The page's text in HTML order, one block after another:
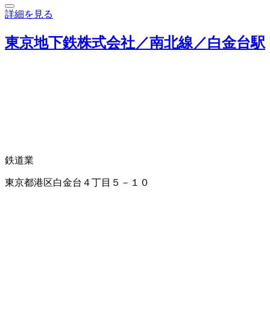
詳細を見る
東京地下鉄株式会社／南北線／白金台駅
鉄道業
東京都港区白金台４丁目５－１０